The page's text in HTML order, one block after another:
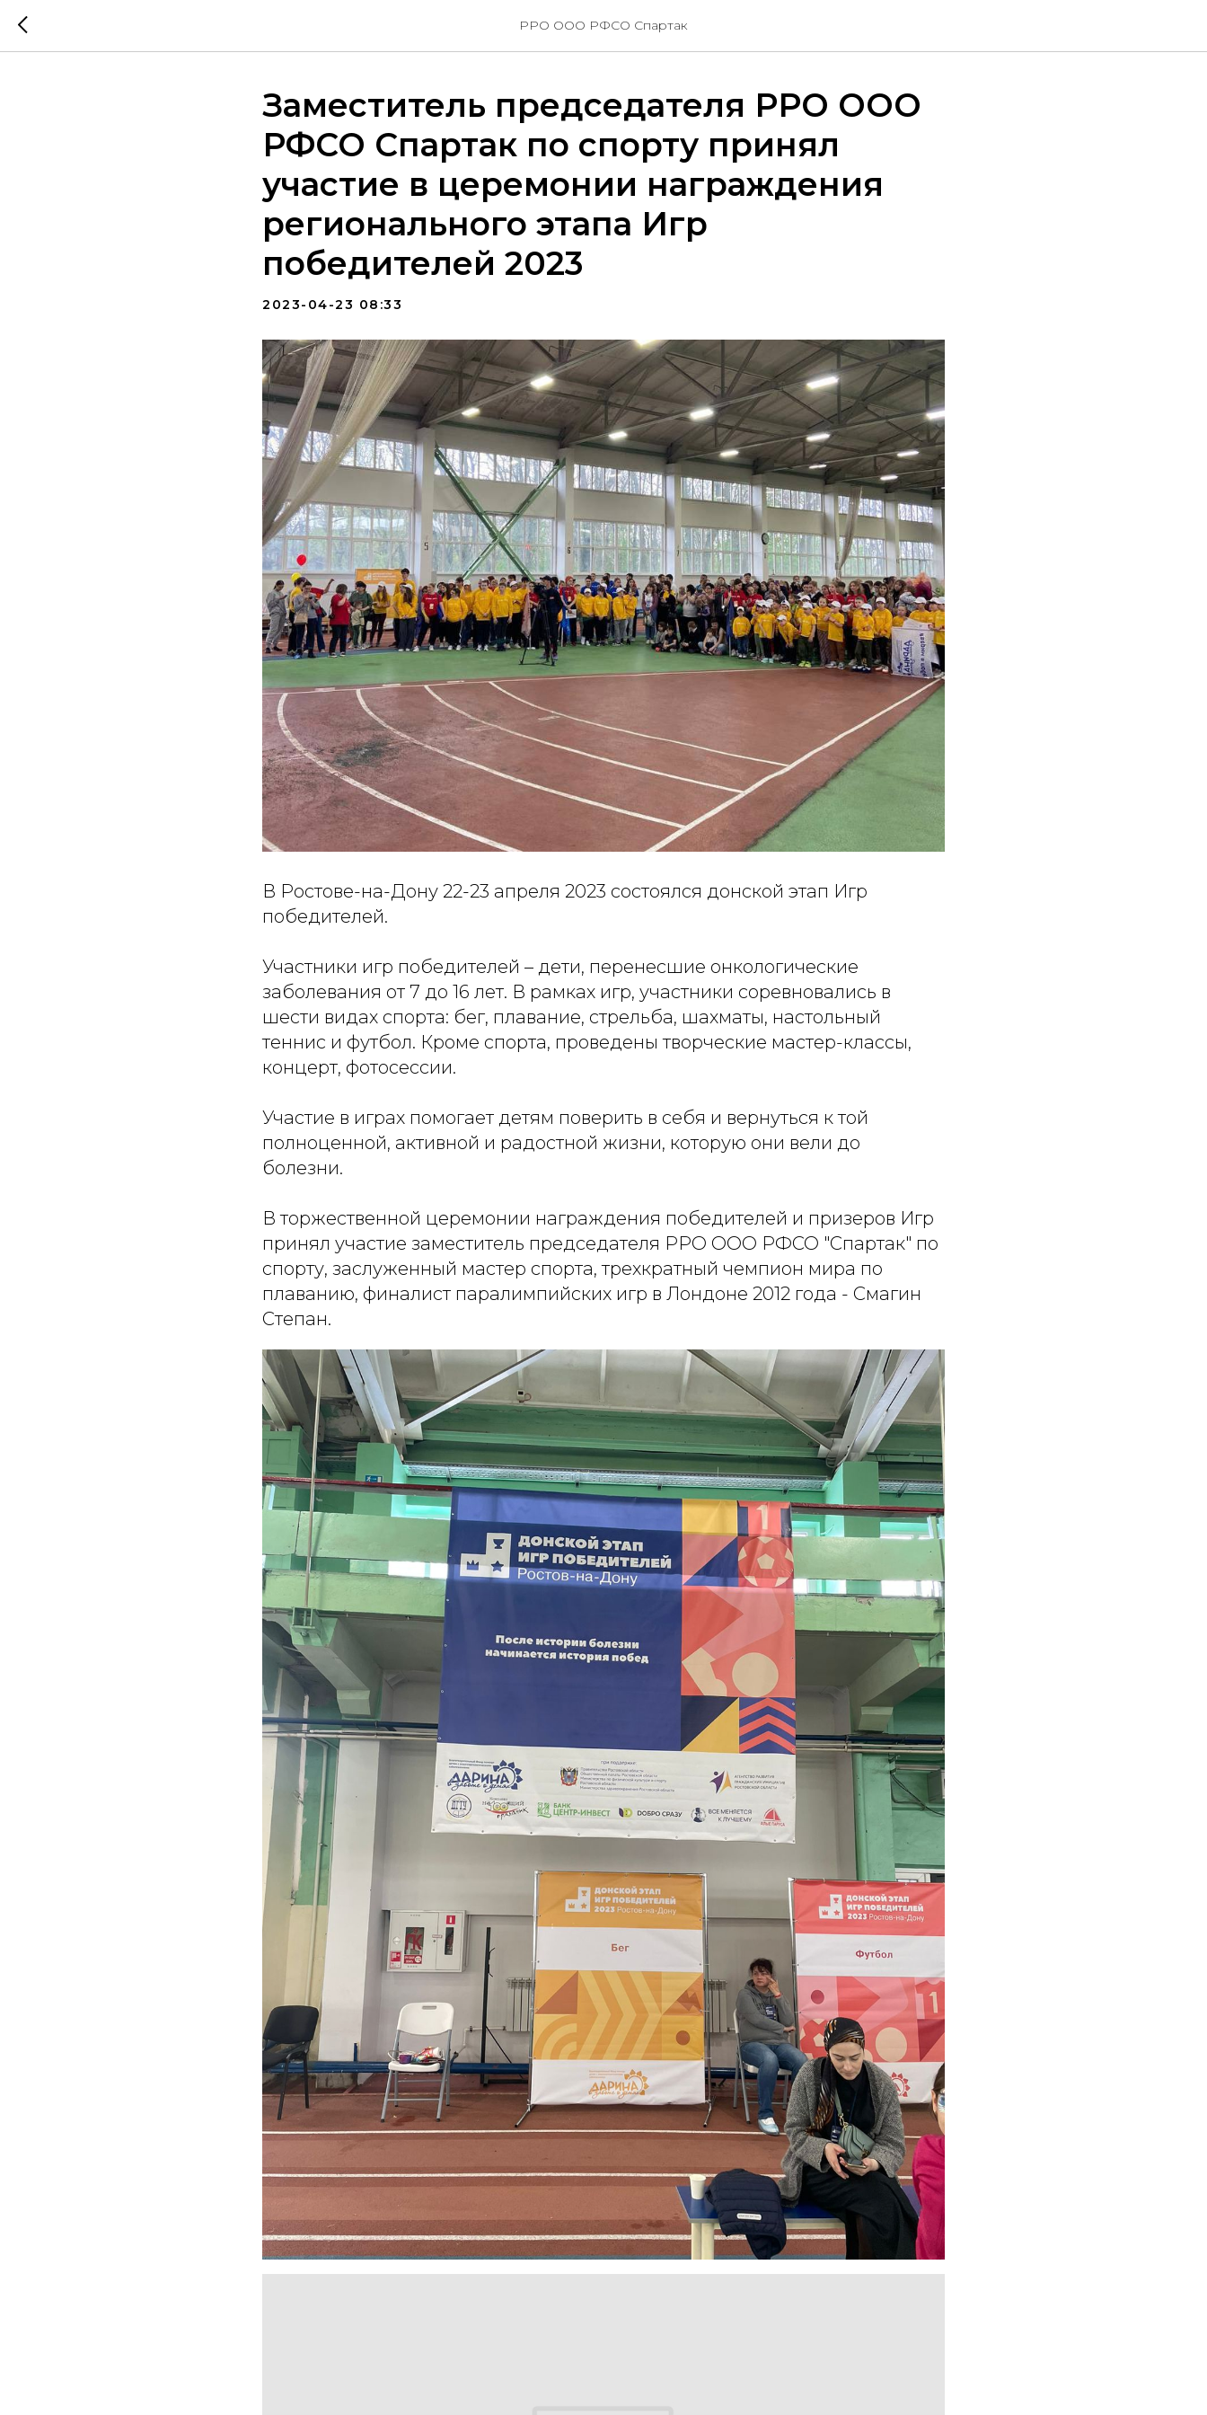
РРО ООО РФСО Спартак
Заместитель председателя РРО ООО
РФСО Спартак по спорту принял
участие в церемонии награждения
регионального этапа Игр
победителей 2023
2023-04-23 08:33
В Ростове-на-Дону 22-23 апреля 2023 состоялся донской этап Игр
победителей.
Участники игр победителей – дети, перенесшие онкологические
заболевания от 7 до 16 лет. В рамках игр, участники соревновались в
шести видах спорта: бег, плавание, стрельба, шахматы, настольный
теннис и футбол. Кроме спорта, проведены творческие мастер-классы,
концерт, фотосессии.
Участие в играх помогает детям поверить в себя и вернуться к той
полноценной, активной и радостной жизни, которую они вели до
болезни.
В торжественной церемонии награждения победителей и призеров Игр
принял участие заместитель председателя РРО ООО РФСО "Спартак" по
спорту, заслуженный мастер спорта, трехкратный чемпион мира по
плаванию, финалист паралимпийских игр в Лондоне 2012 года - Смагин
Степан.